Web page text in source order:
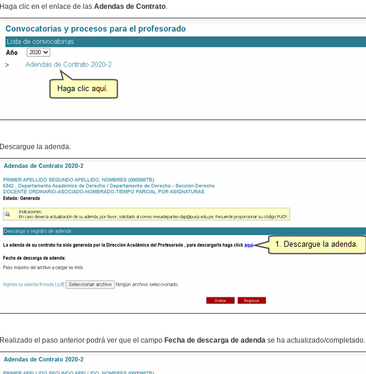
Haga clic en el enlace de las Adendas de Contrato.
Descargue la adenda.
Realizado el paso anterior podrá ver que el campo Fecha de descarga de adenda se ha actualizado/completado.